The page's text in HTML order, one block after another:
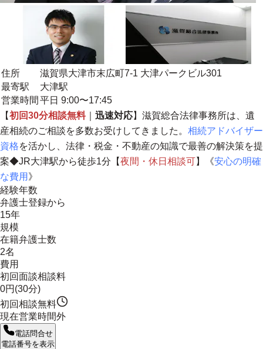
住所
滋賀県大津市末広町7-1 大津パークビル301
最寄駅
大津駅
営業時間 平日 9:00〜17:45
【初回30分相談無料｜ 迅速対応】滋賀総合法律事務所は、遺
産相続のご相談を多数お受けしてきました。 相続アドバイザー
資格を活かし、法律・税金・不動産の知識で最善の解決策を提
案◆JR大津駅から徒歩1分【夜間・休日相談可】《安心の明確
な費用 》
経験年数
弁護士登録から
15年
規模
在籍弁護士数
2名
費用
初回面談相談料
0円(30分)
初回相談無料
現在営業時間外
電話問合せ
電話番号を表示